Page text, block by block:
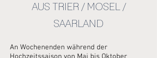
AUS TRIER / MOSEL /
SAARLAND
An Wochenenden während der